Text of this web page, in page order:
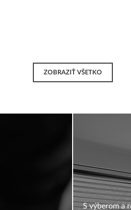
ZOBRAZIŤ VŠETKO
S výberom a